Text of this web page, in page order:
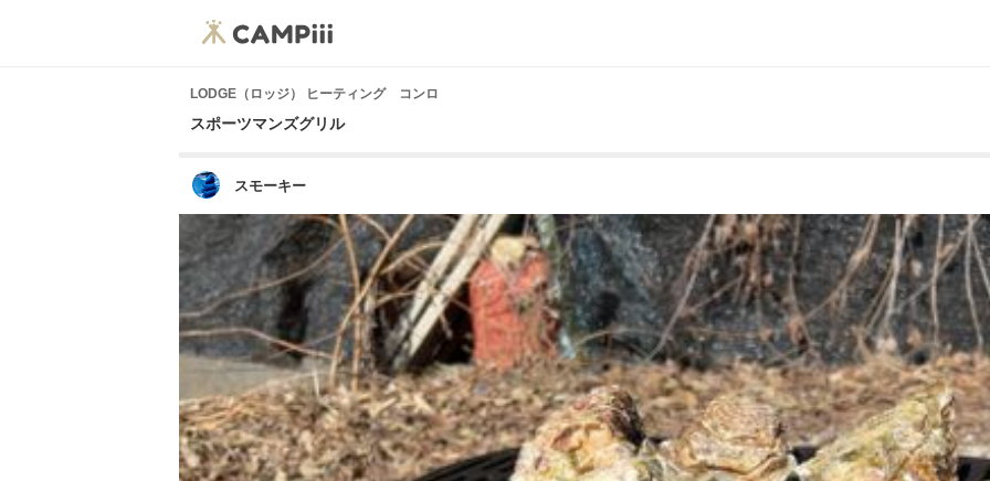
LODGE（ロッジ） ヒーティング コンロ
スポーツマンズグリル
スモーキー